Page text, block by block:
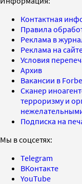
Контактная
Правила
Реклама в
Реклама на
Условия
Архив
Вакансии в
Сканер
терроризму и
Подписка на
Мы в соцсетях:
Telegram
ВКонтакте
YouTube